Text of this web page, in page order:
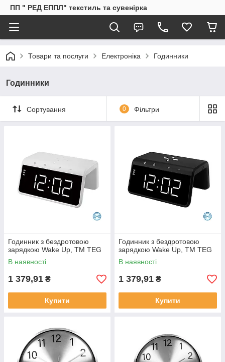
ПП " РЕД ЕППЛ" текстиль та сувенірка
Товари та послуги Електроніка Годинники
Годинники
Сортування 0 Фільтри
Годинник з бездротовою
зарядкою Wake Up, TM TEG
В наявності
1 379,91 ₴
Купити
Годинник з бездротовою
зарядкою Wake Up, TM TEG
В наявності
1 379,91 ₴
Купити